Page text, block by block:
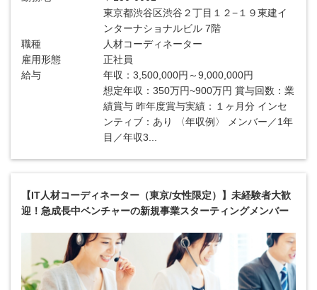
東京都渋谷区渋谷２丁目１２−１９東建イ
ンターナショナルビル 7階
職種
人材コーディネーター
雇用形態
正社員
給与
年収：3,500,000円～9,000,000円
想定年収：350万円~900万円 賞与回数：業
績賞与 昨年度賞与実績：１ヶ月分 インセ
ンティブ：あり 〈年収例〉 メンバー／1年
目／年収3...
【IT人材コーディネーター（東京/女性限定）】未経験者大歓
迎！急成長中ベンチャーの新規事業スターティングメンバー